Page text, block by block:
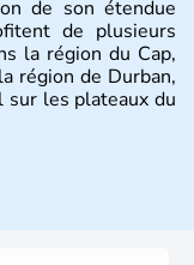
de son étendue
de plusieurs
la région du Cap,
région de Durban,
les plateaux du